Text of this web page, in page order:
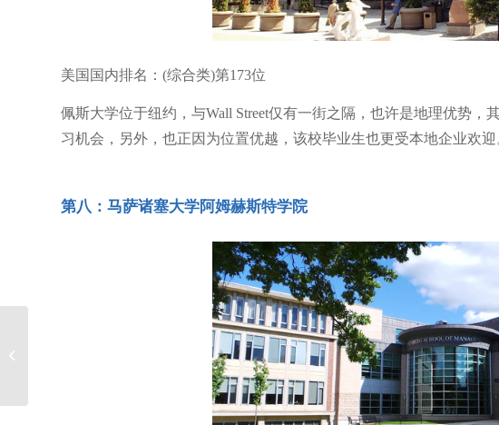
美国国内排名：(综合类)第173位
佩斯大学位于纽约，与Wall Street仅有一街之隔，也许是地理优势，
习机会，另外，也正因为位置优越，该校毕业生也更受本地企业欢迎
第八：马萨诸塞大学阿姆赫斯特学院